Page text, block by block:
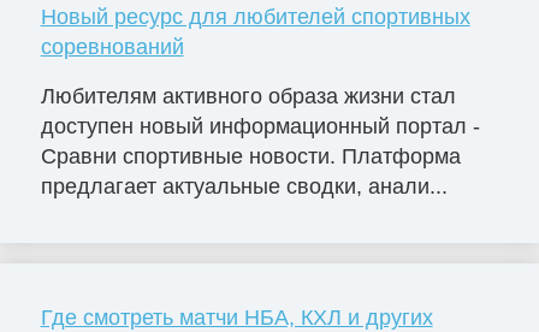
Новый ресурс для любителей спортивных
соревнований
Любителям активного образа жизни стал
доступен новый информационный портал -
Сравни спортивные новости. Платформа
предлагает актуальные сводки, анали...
Где смотреть матчи НБА, КХЛ и других